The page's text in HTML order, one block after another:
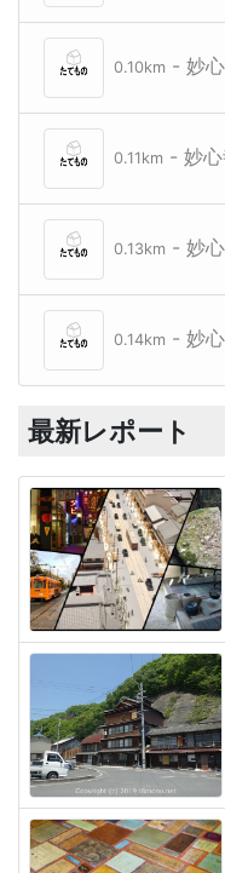
0.10km - 妙
0.11km - 妙
0.13km - 妙
0.14km - 妙
最新レポート